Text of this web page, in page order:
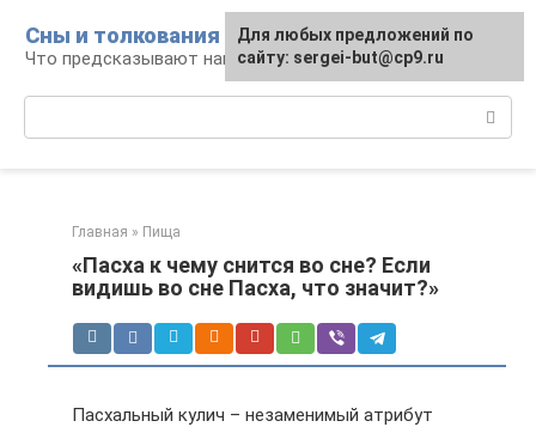
контенту
Сны и толкования
Что предсказывают нам наши сны
Главная » Пища
«Пасха к чему снится во сне? Если
видишь во сне Пасха, что значит?»
Пасхальный кулич – незаменимый атрибут
Для любых предложений по
сайту: sergei-but@cp9.ru